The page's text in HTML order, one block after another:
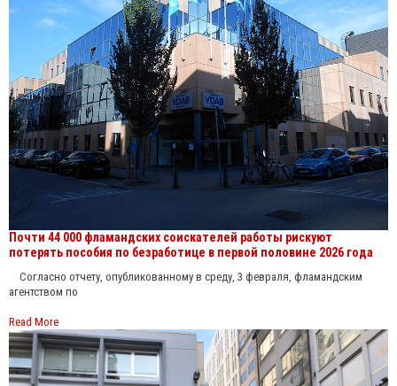
Почти 44 000 фламандских соискателей работы рискуют
потерять пособия по безработице в первой половине 2026 года
Согласно отчету, опубликованному в среду, 3 февраля, фламандским
агентством по
Read More